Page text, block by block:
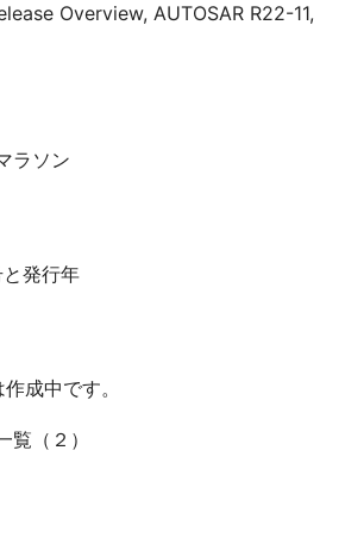
Overview, AUTOSAR R22-11,
ラソン
と発行年
成中です。
（２）